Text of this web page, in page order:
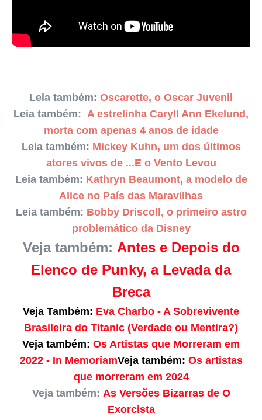
Leia também: Oscarette, o Oscar Juvenil
Leia também: A estrelinha Caryll Ann Ekelund,
morta com apenas 4 anos de idade
Leia também: Mickey Kuhn, um dos últimos
atores vivos de ...E o Vento Levou
Leia também: Kathryn Beaumont, a modelo de
Alice no País das Maravilhas
Leia também: Bobby Driscoll, o primeiro astro
problemático da Disney
Veja também: Antes e Depois do
Elenco de Punky, a Levada da
Breca
Veja Também: Eva Charbo - A Sobrevivente
Brasileira do Titanic (Verdade ou Mentira?)
Veja também: Os Artistas que Morreram em
2022 - In MemoriamVeja também: Os artistas
que morreram em 2024
Veja também: As Versões Bizarras de O
Exorcista